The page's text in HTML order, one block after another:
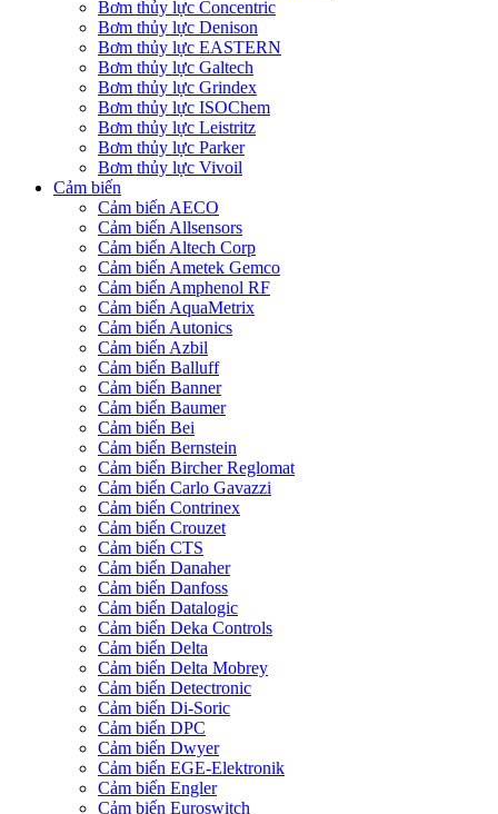
Bơm thủy lực Concentric
Bơm thủy lực Denison
Bơm thủy lực EASTERN
Bơm thủy lực Galtech
Bơm thủy lực Grindex
Bơm thủy lực ISOChem
Bơm thủy lực Leistritz
Bơm thủy lực Parker
Bơm thủy lực Vivoil
Cảm biến
Cảm biến AECO
Cảm biến Allsensors
Cảm biến Altech Corp
Cảm biến Ametek Gemco
Cảm biến Amphenol RF
Cảm biến AquaMetrix
Cảm biến Autonics
Cảm biến Azbil
Cảm biến Balluff
Cảm biến Banner
Cảm biến Baumer
Cảm biến Bei
Cảm biến Bernstein
Cảm biến Bircher Reglomat
Cảm biến Carlo Gavazzi
Cảm biến Contrinex
Cảm biến Crouzet
Cảm biến CTS
Cảm biến Danaher
Cảm biến Danfoss
Cảm biến Datalogic
Cảm biến Deka Controls
Cảm biến Delta
Cảm biến Delta Mobrey
Cảm biến Detectronic
Cảm biến Di-Soric
Cảm biến DPC
Cảm biến Dwyer
Cảm biến EGE-Elektronik
Cảm biến Engler
Cảm biến Euroswitch